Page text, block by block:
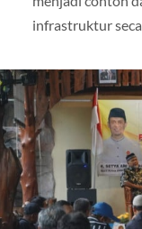
infrastruktur